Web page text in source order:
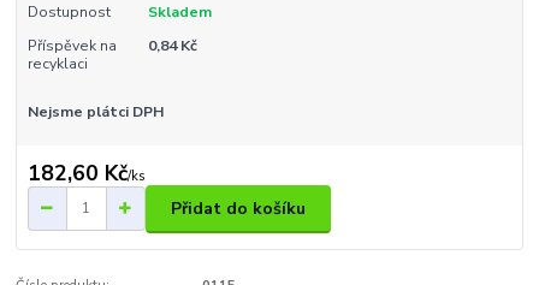
Dostupnost
Skladem
Příspěvek na
recyklaci
0,84 Kč
Nejsme plátci DPH
182,60 Kč/ks
Přidat do košíku